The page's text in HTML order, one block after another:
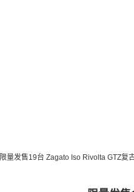
限量发售19台 Zagato Iso Rivolta GTZ复